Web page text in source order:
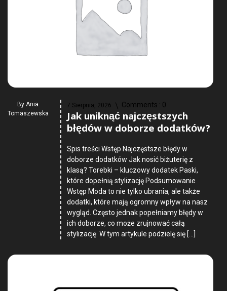
By Ania
Tomaszewska
7 Sierpnia, 2026 Comments : 0
Jak uniknąć najczęstszych
błędów w doborze dodatków?
Spis treści Wstęp Najczęstsze błędy w
doborze dodatków Jak nosić biżuterię z
klasą? Torebki – kluczowy dodatek Paski,
które dopełnią stylizację Podsumowanie
Wstęp Moda to nie tylko ubrania, ale także
dodatki, które mają ogromny wpływ na nasz
wygląd. Często jednak popełniamy błędy w
ich doborze, co może zrujnować całą
stylizację. W tym artykule podzielę się […]